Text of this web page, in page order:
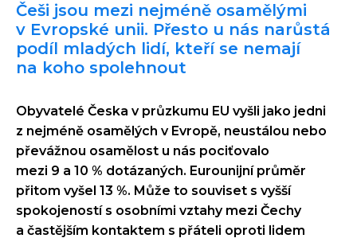
Češi jsou mezi nejméně osamělými
v Evropské unii. Přesto u nás narůstá
podíl mladých lidí, kteří se nemají
na koho spolehnout
Obyvatelé Česka v průzkumu EU vyšli jako jedni
z nejméně osamělých v Evropě, neustálou nebo
převážnou osamělost u nás pociťovalo
mezi 9 a 10 % dotázaných. Eurounijní průměr
přitom vyšel 13 %. Může to souviset s vyšší
spokojeností s osobními vztahy mezi Čechy
a častějším kontaktem s přáteli oproti lidem